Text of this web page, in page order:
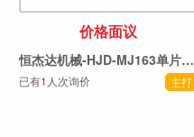
价格面议
恒杰达机械-HJD-MJ163单片锯系列
已有1 人次询价 主打